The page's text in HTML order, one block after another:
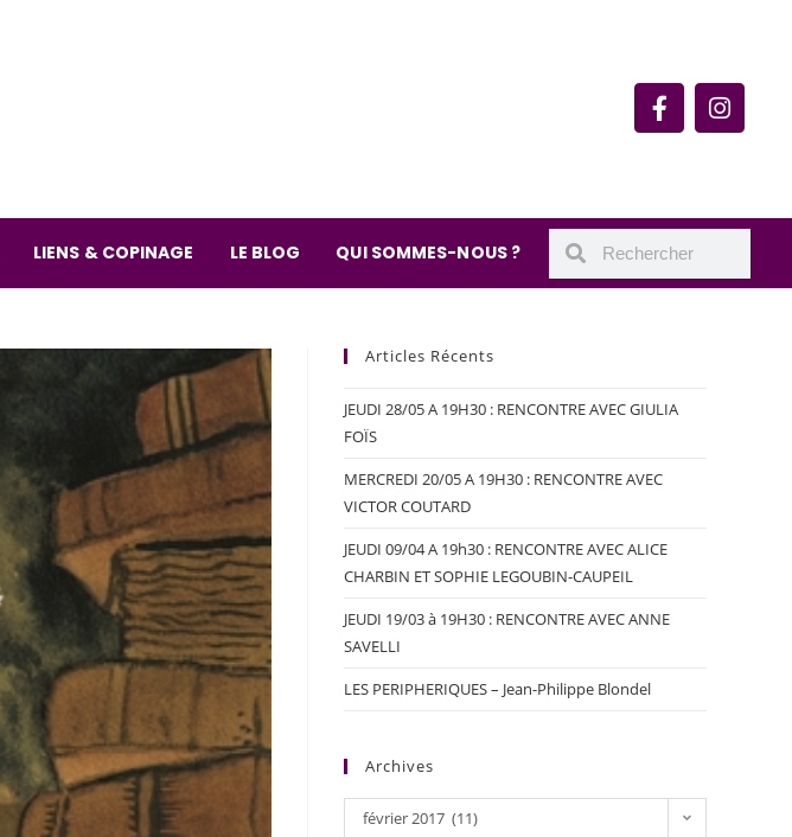
LIENS & COPINAGE LE BLOG QUI SOMMES-NOUS ?
Articles Récents
JEUDI 28/05 A 19H30 : RENCONTRE AVEC GIULIA
FOÏS
MERCREDI 20/05 A 19H30 : RENCONTRE AVEC
VICTOR COUTARD
JEUDI 09/04 A 19h30 : RENCONTRE AVEC ALICE
CHARBIN ET SOPHIE LEGOUBIN-CAUPEIL
JEUDI 19/03 à 19H30 : RENCONTRE AVEC ANNE
SAVELLI
LES PERIPHERIQUES – Jean-Philippe Blondel
Archives
février 2017 (11)